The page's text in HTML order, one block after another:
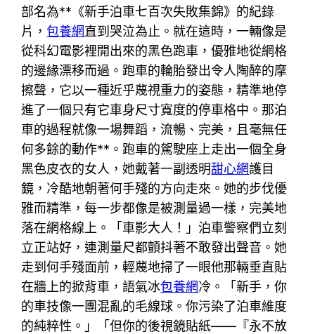
部名為**《新手泊車七百次失敗集錦》的紀錄
片，包養網直到哭泣為止。就在這時，一輛像是
從科幻電影裡開出來的黑色跑車，優雅地從網格
的邊緣漂移而過。跑車的輪胎發出令人陶醉的摩
擦聲，它以一種近乎蔑視重力的姿態，精準地停
進了一個只有它車身尺寸寬度的停車格中。那泊
車的過程就像一場舞蹈，流暢、完美，且毫無任
何多餘的動作**。跑車的駕駛座上走出一個全身
黑色皮衣的女人，她戴著一副透明甜心網護目
鏡，冷酷地朝著何手殘的方向走來。她的步伐優
雅而精準，每一步都像是被測量過一樣，完美地
落在網格線上。「車影大人！」泊車警察們立刻
立正站好，連測量尺都顫抖著不敢發出聲音。她
走到何手殘面前，輕蔑地掃了一眼他那輛垂直貼
在牆上的掀背車，語氣冰包養網冷。「新手，你
的車技像一團混亂的毛線球。你污染了泊車維度
的純粹性。」「但你的後視鏡貼紙——『永不放